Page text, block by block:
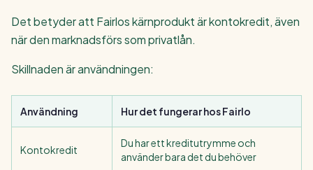
Det betyder att Fairlos kärnprodukt är kontokredit, även
när den marknadsförs som privatlån.
Skillnaden är användningen:
Användning Hur det fungerar hos Fairlo
Kontokredit
Du har ett kreditutrymme och
använder bara det du behöver